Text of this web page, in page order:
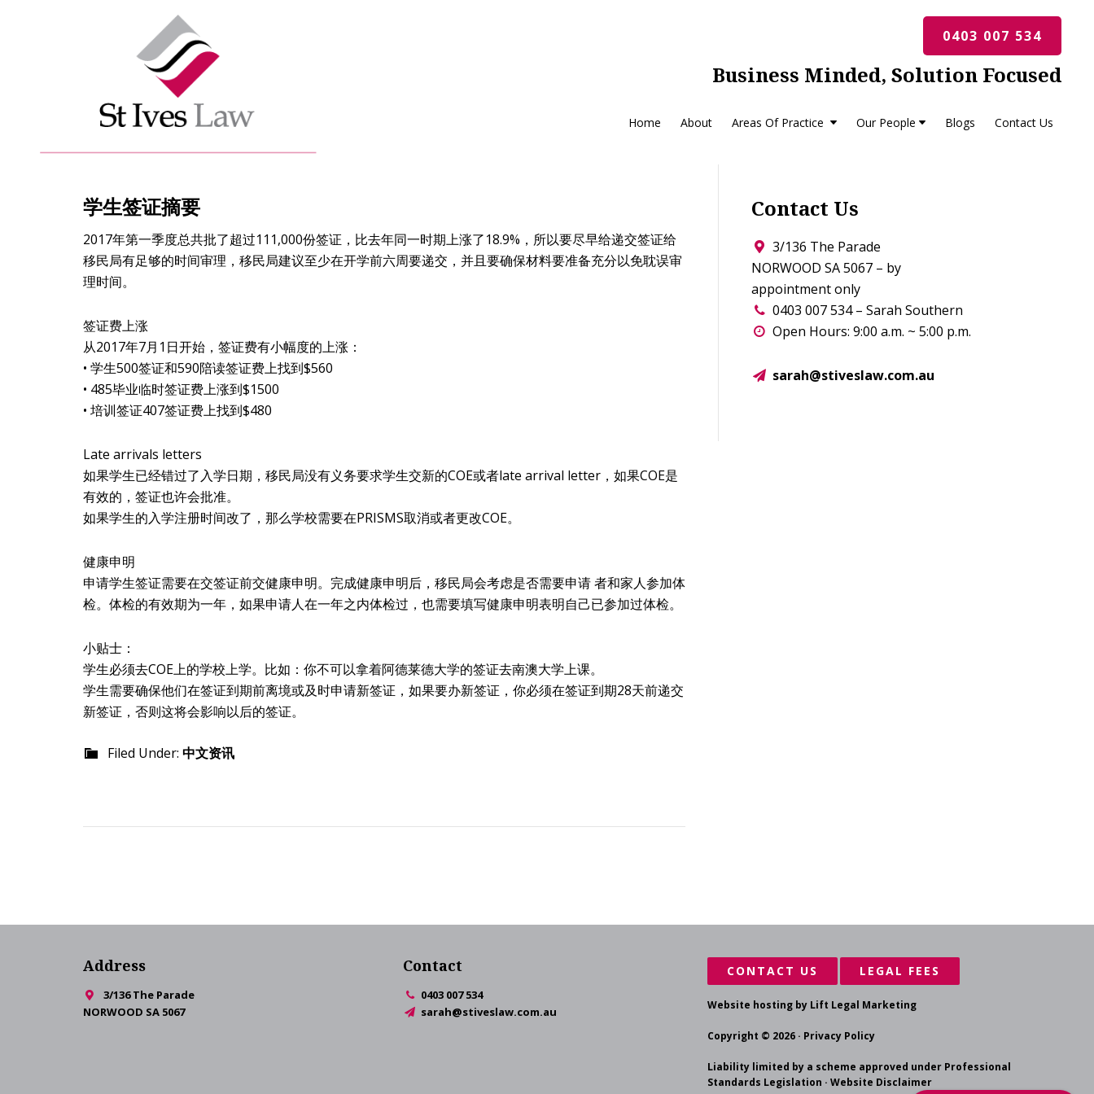
0403 007 534
Business Minded, Solution Focused
Home About Areas Of Practice Our People Blogs Contact Us
学生签证摘要
2017年第一季度总共批了超过111,000份签证，比去年同一时期上涨了18.9%，所以要尽早给递交签证给
移民局有足够的时间审理，移民局建议至少在开学前六周要递交，并且要确保材料要准备充分以免耽误审
理时间。
签证费上涨
从2017年7月1日开始，签证费有小幅度的上涨：
• 学生500签证和590陪读签证费上找到$560
• 485毕业临时签证费上涨到$1500
• 培训签证407签证费上找到$480
Late arrivals letters
如果学生已经错过了入学日期，移民局没有义务要求学生交新的COE或者late arrival letter，如果COE是
有效的，签证也许会批准。
如果学生的入学注册时间改了，那么学校需要在PRISMS取消或者更改COE。
健康申明
申请学生签证需要在交签证前交健康申明。完成健康申明后，移民局会考虑是否需要申请 者和家人参加体
检。体检的有效期为一年，如果申请人在一年之内体检过，也需要填写健康申明表明自己已参加过体检。
小贴士：
学生必须去COE上的学校上学。比如：你不可以拿着阿德莱德大学的签证去南澳大学上课。
学生需要确保他们在签证到期前离境或及时申请新签证，如果要办新签证，你必须在签证到期28天前递交
新签证，否则这将会影响以后的签证。
Filed Under: 中文资讯
Contact Us
3/136 The Parade
NORWOOD SA 5067 – by
appointment only
0403 007 534 – Sarah Southern
Open Hours: 9:00 a.m. ~ 5:00 p.m.
sarah@stiveslaw.com.au
Address
3/136 The Parade
NORWOOD SA 5067
Contact
0403 007 534
sarah@stiveslaw.com.au
CONTACT US LEGAL FEES
Website hosting by Lift Legal Marketing
Copyright © 2026 · Privacy Policy
Liability limited by a scheme approved under Professional
Standards Legislation · Website Disclaimer